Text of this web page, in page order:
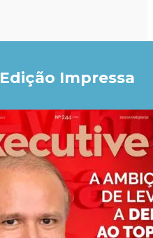
Edição Impressa